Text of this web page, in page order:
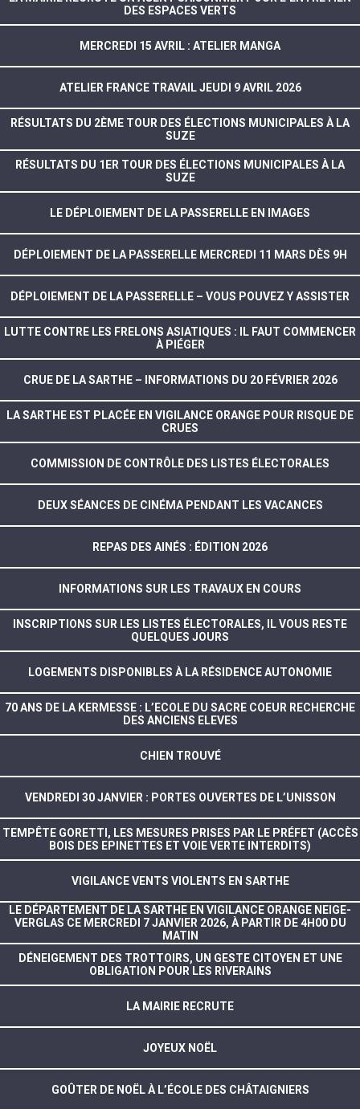
DES ESPACES VERTS
MERCREDI 15 AVRIL : ATELIER MANGA
ATELIER FRANCE TRAVAIL JEUDI 9 AVRIL 2026
RÉSULTATS DU 2ÈME TOUR DES ÉLECTIONS MUNICIPALES À LA
SUZE
RÉSULTATS DU 1ER TOUR DES ÉLECTIONS MUNICIPALES À LA
SUZE
LE DÉPLOIEMENT DE LA PASSERELLE EN IMAGES
DÉPLOIEMENT DE LA PASSERELLE MERCREDI 11 MARS DÈS 9H
DÉPLOIEMENT DE LA PASSERELLE – VOUS POUVEZ Y ASSISTER
LUTTE CONTRE LES FRELONS ASIATIQUES : IL FAUT COMMENCER
À PIÉGER
CRUE DE LA SARTHE – INFORMATIONS DU 20 FÉVRIER 2026
LA SARTHE EST PLACÉE EN VIGILANCE ORANGE POUR RISQUE DE
CRUES
COMMISSION DE CONTRÔLE DES LISTES ÉLECTORALES
DEUX SÉANCES DE CINÉMA PENDANT LES VACANCES
REPAS DES AINÉS : ÉDITION 2026
INFORMATIONS SUR LES TRAVAUX EN COURS
INSCRIPTIONS SUR LES LISTES ÉLECTORALES, IL VOUS RESTE
QUELQUES JOURS
LOGEMENTS DISPONIBLES À LA RÉSIDENCE AUTONOMIE
70 ANS DE LA KERMESSE : L’ECOLE DU SACRE COEUR RECHERCHE
DES ANCIENS ELEVES
CHIEN TROUVÉ
VENDREDI 30 JANVIER : PORTES OUVERTES DE L’UNISSON
TEMPÊTE GORETTI, LES MESURES PRISES PAR LE PRÉFET (ACCÈS
BOIS DES EPINETTES ET VOIE VERTE INTERDITS)
VIGILANCE VENTS VIOLENTS EN SARTHE
LE DÉPARTEMENT DE LA SARTHE EN VIGILANCE ORANGE NEIGE-
VERGLAS CE MERCREDI 7 JANVIER 2026, À PARTIR DE 4H00 DU
MATIN
DÉNEIGEMENT DES TROTTOIRS, UN GESTE CITOYEN ET UNE
OBLIGATION POUR LES RIVERAINS
LA MAIRIE RECRUTE
JOYEUX NOËL
GOÛTER DE NOËL À L’ÉCOLE DES CHÂTAIGNIERS